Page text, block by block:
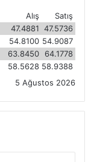
Satış
Alış
47.5736
47.4881
54.9087
54.8100
64.1778
63.8450
58.9388
58.5628
5 Ağustos 2026